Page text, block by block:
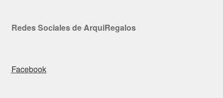
Redes Sociales de ArquiRegalos
Facebook